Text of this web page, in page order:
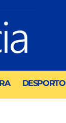
DESPORTO